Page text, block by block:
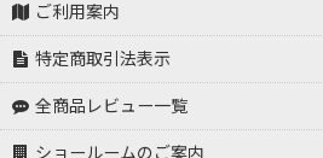
ご利用案内
特定商取引法表示
全商品レビュー一覧
ショールームのご案内